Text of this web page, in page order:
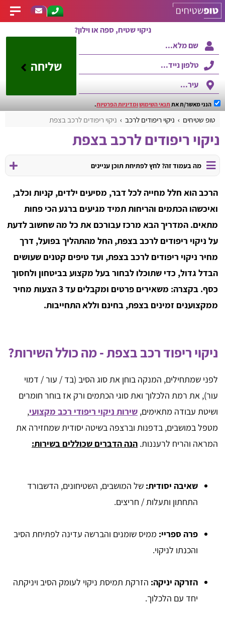
ניקוי שטיח, ספה או וילון?
שליחה
הנני מאשר/ת את תנאי השימושומדיניות הפרטיות.
טופ שטיחים ניקוי ריפודים לרכב ניקוי ריפודים לרכב בצפת
ניקוי ריפודים לרכב בצפת
מה בעמוד זה? לחץ לפתיחת תוכן עניינים
הרכב הוא חלל מחייה לכל דבר, מסיעים ילדים, קניות וכלב,
ואיכשהו הכתמים והריחות תמיד מגיעים ברגע הכי פחות
מתאים. המדריך הבא מרכז עבורכם את כל מה שחשוב לדעת
על ניקוי ריפודים לרכב בצפת, החל מהתהליך בפועל, דרך
מחיר ניקוי ריפודים לרכב בצפת, ועד טיפים קטנים שעושים
הבדל גדול, כדי שתוכלו לבחור בעל מקצוע בביטחון ולחסוך
כסף. בקצרה: משאירים פרטים ומקבלים עד 3 הצעות מחיר
ממקצוענים זמינים בצפת, בחינם וללא התחייבות.
ניקוי ריפוד רכב בצפת - מה כולל השירות?
לפני שמתחילים, המנקה בוחן את סוג הסיב (בד / עור / דמוי
עור), את רמת הלכלוך ואת סוגי הכתמים ורק אז בוחר חומרים
ושיטת עבודה מתאימים, שירות ניקוי ריפודי רכב מקצועי,
מטפל במושבים, בדפנות וברצפה בשיטה יסודית שמחזירה את
המראה והריח לרעננות. הנה הדברים שכוללים בשירות:
שאיבה יסודית: של המושבים, השטיחונים, הדשבורד
התחתון ותעלות / חריצים.
פרה ספריי: ממיס שומנים והברשה עדינה לפתיחת הסיב
והכנתו לניקוי.
הזרקה יניקה: הזרקת תמיסת ניקוי לעומק הסיב ויניקתה
יחד עם הלכלוך.